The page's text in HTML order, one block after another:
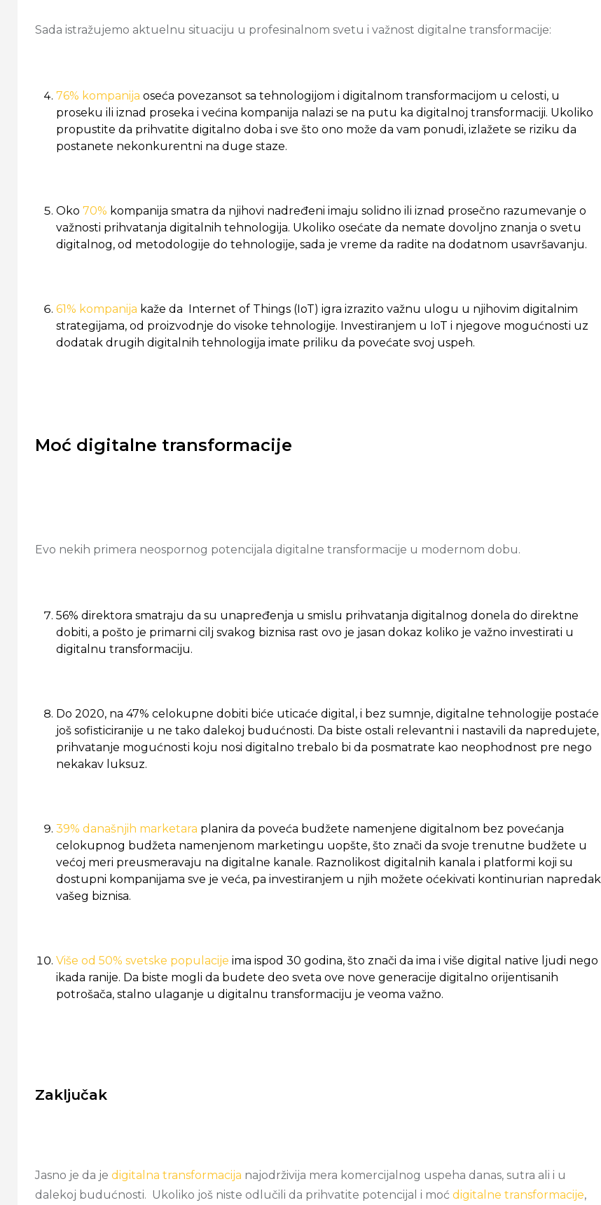
Sada istražujemo aktuelnu situaciju u profesinalnom svetu i važnost digitalne transformacije:
76% kompanija oseća povezansot sa tehnologijom i digitalnom transformacijom u celosti, u
proseku ili iznad proseka i većina kompanija nalazi se na putu ka digitalnoj transformaciji. Ukoliko
propustite da prihvatite digitalno doba i sve što ono može da vam ponudi, izlažete se riziku da
postanete nekonkurentni na duge staze.
Oko 70% kompanija smatra da njihovi nadređeni imaju solidno ili iznad prosečno razumevanje o
važnosti prihvatanja digitalnih tehnologija. Ukoliko osećate da nemate dovoljno znanja o svetu
digitalnog, od metodologije do tehnologije, sada je vreme da radite na dodatnom usavršavanju.
61% kompanija kaže da Internet of Things (IoT) igra izrazito važnu ulogu u njihovim digitalnim
strategijama, od proizvodnje do visoke tehnologije. Investiranjem u IoT i njegove mogućnosti uz
dodatak drugih digitalnih tehnologija imate priliku da povećate svoj uspeh.
Moć digitalne transformacije
Evo nekih primera neospornog potencijala digitalne transformacije u modernom dobu.
56% direktora smatraju da su unapređenja u smislu prihvatanja digitalnog donela do direktne
dobiti, a pošto je primarni cilj svakog biznisa rast ovo je jasan dokaz koliko je važno investirati u
digitalnu transformaciju.
Do 2020, na 47% celokupne dobiti biće uticaće digital, i bez sumnje, digitalne tehnologije postaće
još sofisticiranije u ne tako dalekoj budućnosti. Da biste ostali relevantni i nastavili da napredujete,
prihvatanje mogućnosti koju nosi digitalno trebalo bi da posmatrate kao neophodnost pre nego
nekakav luksuz.
39% današnjih marketara planira da poveća budžete namenjene digitalnom bez povećanja
celokupnog budžeta namenjenom marketingu uopšte, što znači da svoje trenutne budžete u
većoj meri preusmeravaju na digitalne kanale. Raznolikost digitalnih kanala i platformi koji su
dostupni kompanijama sve je veća, pa investiranjem u njih možete oćekivati kontinurian napredak
vašeg biznisa.
Više od 50% svetske populacije ima ispod 30 godina, što znači da ima i više digital native ljudi nego
ikada ranije. Da biste mogli da budete deo sveta ove nove generacije digitalno orijentisanih
potrošača, stalno ulaganje u digitalnu transformaciju je veoma važno.
Zaključak
Jasno je da je digitalna transformacija najodrživija mera komercijalnog uspeha danas, sutra ali i u
dalekoj budućnosti. Ukoliko još niste odlučili da prihvatite potencijal i moć digitalne transformacije,